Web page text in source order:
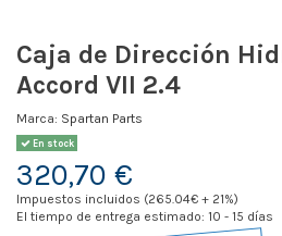
Caja de Dirección
Accord VII 2.4
Marca: Spartan Parts
En stock
320,70 €
Impuestos incluidos (265.04€ + 21%)
El tiempo de entrega estimado: 10 - 15 días